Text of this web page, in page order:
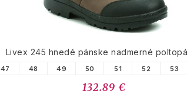
Livex 245 hnedé pánske nadmerné
47 48 49 50 51 52 53
132.89 €